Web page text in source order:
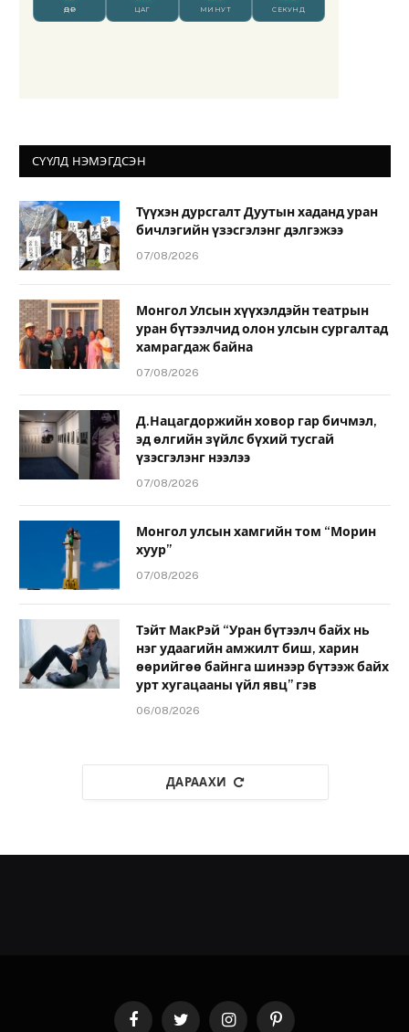
СҮҮЛД НЭМЭГДСЭН
Түүхэн дурсгалт Дуутын хаданд уран
бичлэгийн үзэсгэлэнг дэлгэжээ
07/08/2026
Монгол Улсын хүүхэлдэйн театрын
уран бүтээлчид олон улсын сургалтад
хамрагдаж байна
07/08/2026
Д.Нацагдоржийн ховор гар бичмэл,
эд өлгийн зүйлс бүхий тусгай
үзэсгэлэнг нээлээ
07/08/2026
Монгол улсын хамгийн том “Морин
хуур”
07/08/2026
Тэйт МакРэй “Уран бүтээлч байх нь
нэг удаагийн амжилт биш, харин
өөрийгөө байнга шинээр бүтээж байх
урт хугацааны үйл явц” гэв
06/08/2026
ДАРААХИ
FacebookTwitter InstagramPinterest